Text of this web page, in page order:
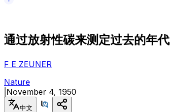
通过放射性碳来测 定过去的年代
F E ZEUNER
Nature
November 4, 1950
中文